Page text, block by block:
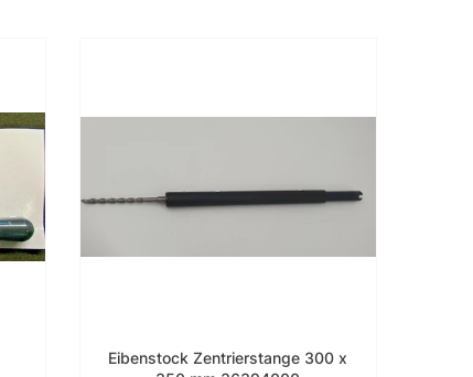
Eibenstock Zentrierstange 300 x